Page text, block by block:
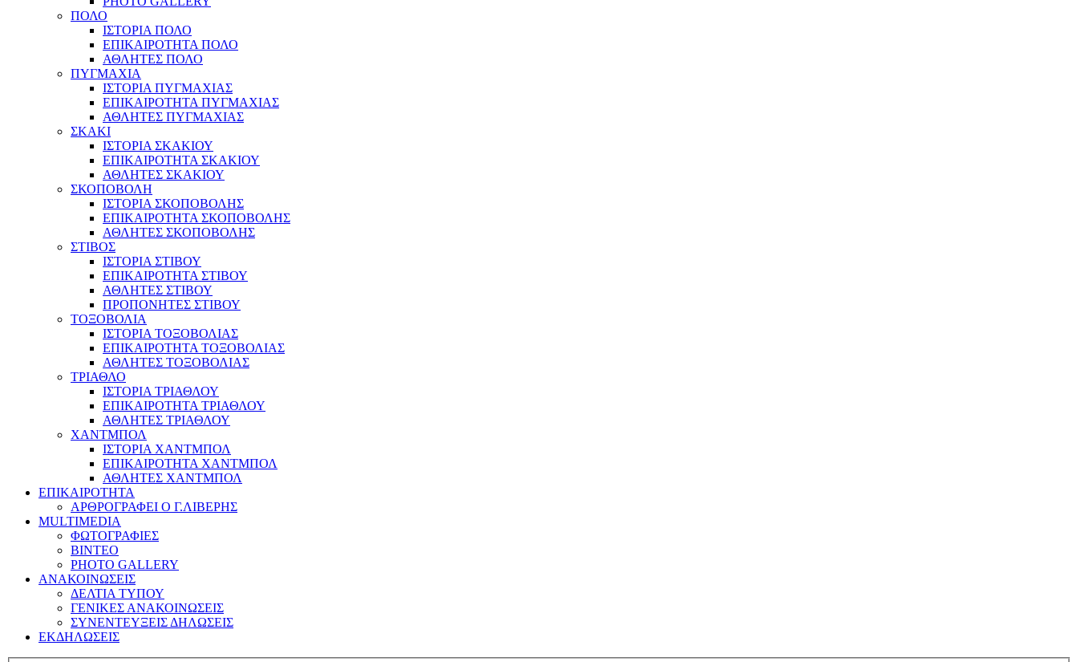
ΠΟΛΟ
ΙΣΤΟΡΙΑ ΠΟΛΟ
ΕΠΙΚΑΙΡΟΤΗΤΑ ΠΟΛΟ
ΑΘΛΗΤΕΣ ΠΟΛΟ
ΠΥΓΜΑΧΙΑ
ΙΣΤΟΡΙΑ ΠΥΓΜΑΧΙΑΣ
ΕΠΙΚΑΙΡΟΤΗΤΑ ΠΥΓΜΑΧΙΑΣ
ΑΘΛΗΤΕΣ ΠΥΓΜΑΧΙΑΣ
ΣΚΑΚΙ
ΙΣΤΟΡΙΑ ΣΚΑΚΙΟΥ
ΕΠΙΚΑΙΡΟΤΗΤΑ ΣΚΑΚΙΟΥ
ΑΘΛΗΤΕΣ ΣΚΑΚΙΟΥ
ΣΚΟΠΟΒΟΛΗ
ΙΣΤΟΡΙΑ ΣΚΟΠΟΒΟΛΗΣ
ΕΠΙΚΑΙΡΟΤΗΤΑ ΣΚΟΠΟΒΟΛΗΣ
ΑΘΛΗΤΕΣ ΣΚΟΠΟΒΟΛΗΣ
ΣΤΙΒΟΣ
ΙΣΤΟΡΙΑ ΣΤΙΒΟΥ
ΕΠΙΚΑΙΡΟΤΗΤΑ ΣΤΙΒΟΥ
ΑΘΛΗΤΕΣ ΣΤΙΒΟΥ
ΠΡΟΠΟΝΗΤΕΣ ΣΤΙΒΟΥ
ΤΟΞΟΒΟΛΙΑ
ΙΣΤΟΡΙΑ ΤΟΞΟΒΟΛΙΑΣ
ΕΠΙΚΑΙΡΟΤΗΤΑ ΤΟΞΟΒΟΛΙΑΣ
ΑΘΛΗΤΕΣ ΤΟΞΟΒΟΛΙΑΣ
ΤΡΙΑΘΛΟ
ΙΣΤΟΡΙΑ ΤΡΙΑΘΛΟΥ
ΕΠΙΚΑΙΡΟΤΗΤΑ ΤΡΙΑΘΛΟΥ
ΑΘΛΗΤΕΣ ΤΡΙΑΘΛΟΥ
ΧΑΝΤΜΠΟΛ
ΙΣΤΟΡΙΑ ΧΑΝΤΜΠΟΛ
ΕΠΙΚΑΙΡΟΤΗΤΑ ΧΑΝΤΜΠΟΛ
ΑΘΛΗΤΕΣ ΧΑΝΤΜΠΟΛ
ΕΠΙΚΑΙΡΟΤΗΤΑ
ΑΡΘΡΟΓΡΑΦΕΙ Ο Γ.ΛΙΒΕΡΗΣ
MULTIMEDIA
ΦΩΤΟΓΡΑΦΙΕΣ
ΒΙΝΤΕΟ
PHOTO GALLERY
ΑΝΑΚΟΙΝΩΣΕΙΣ
ΔΕΛΤΙΑ ΤΥΠΟΥ
ΓΕΝΙΚΕΣ ΑΝΑΚΟΙΝΩΣΕΙΣ
ΣΥΝΕΝΤΕΥΞΕΙΣ ΔΗΛΩΣΕΙΣ
ΕΚΔΗΛΩΣΕΙΣ